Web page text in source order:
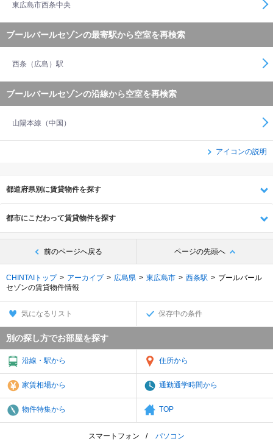
東広島市西条中央
ブールバールセゾンの最寄駅から空室を再検索
西条（広島）駅
ブールバールセゾンの沿線から空室を再検索
山陽本線（中国）
アイコンの説明
都道府県別に賃貸物件を探す
都市にこだわって賃貸物件を探す
前のページへ戻る ページの先頭へ
CHINTAIトップ アーカイブ 広島県 東広島市 西条駅
ブールバール
セゾンの賃貸物件情報
気になるリスト 保存中の条件
別の探し方でお部屋を探す
沿線・駅から 住所から
家賃相場から 通勤通学時間から
物件特集から TOP
スマートフォン パソコン